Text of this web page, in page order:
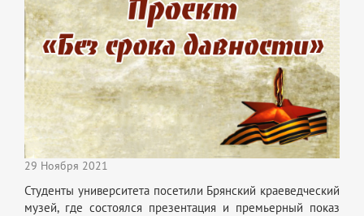
29 Ноября 2021
Студенты университета посетили Брянский краеведческий
музей, где состоялся презентация и премьерный показ